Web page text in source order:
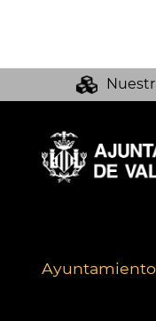
Ayuntamiento